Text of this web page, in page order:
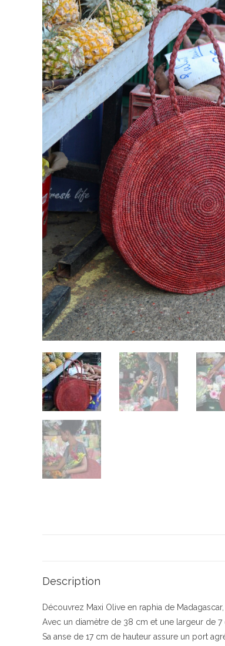
Description
Découvrez Maxi Olive en raphia de
Avec un diamètre de 38 cm et une largeur de
Sa anse de 17 cm de hauteur assure un port